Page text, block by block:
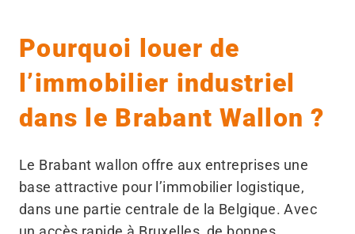
Pourquoi louer de
l’immobilier industriel
dans le Brabant Wallon ?
Le Brabant wallon offre aux entreprises une
base attractive pour l’immobilier logistique,
dans une partie centrale de la Belgique. Avec